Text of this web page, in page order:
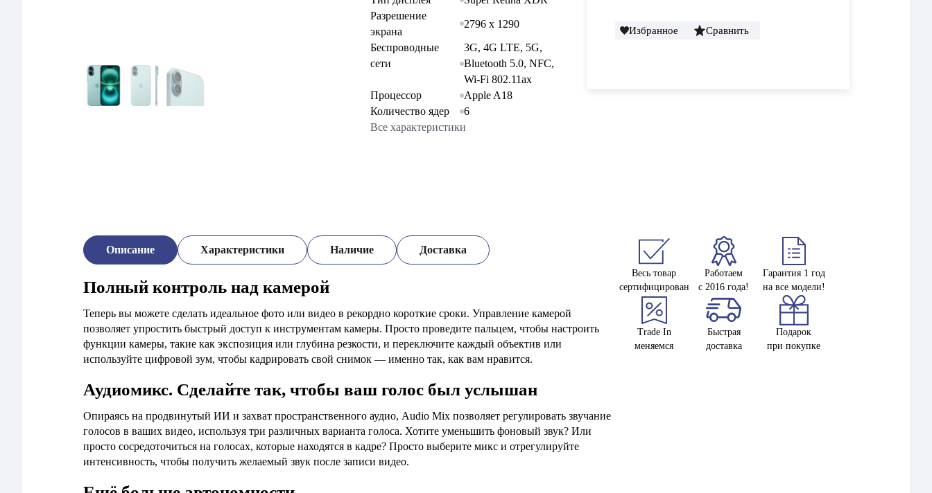
Разрешение
экрана
2796 x 1290
Беспроводные
сети
3G, 4G LTE, 5G,
Bluetooth 5.0, NFC,
Wi-Fi 802.11ax
Процессор
Apple A18
Количество ядер
6
Все характеристики
Избранное Сравнить
Описание Характеристики Наличие Доставка
Полный контроль над камерой
Теперь вы можете сделать идеальное фото или видео в рекордно короткие сроки. Управление камерой
позволяет упростить быстрый доступ к инструментам камеры. Просто проведите пальцем, чтобы настроить
функции камеры, такие как экспозиция или глубина резкости, и переключите каждый объектив или
используйте цифровой зум, чтобы кадрировать свой снимок — именно так, как вам нравится.
Аудиомикс. Сделайте так, чтобы ваш голос был услышан
Опираясь на продвинутый ИИ и захват пространственного аудио, Audio Mix позволяет регулировать звучание
голосов в ваших видео, используя три различных варианта голоса. Хотите уменьшить фоновый звук? Или
просто сосредоточиться на голосах, которые находятся в кадре? Просто выберите микс и отрегулируйте
интенсивность, чтобы получить желаемый звук после записи видео.
Весь товар
сертифицирован
Работаем
с 2016 года!
Гарантия 1 год
на все модели!
Trade In
меняемся
Быстрая
доставка
Подарок
при покупке